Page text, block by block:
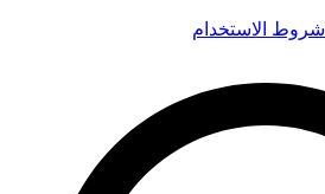
شروط الاستخدام